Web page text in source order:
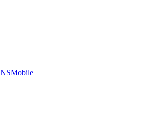
NSMobile